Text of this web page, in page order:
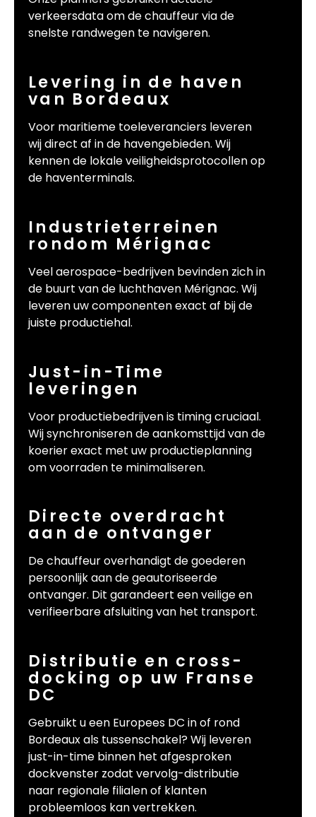
verkeersdata om de chauffeur via de
snelste randwegen te navigeren.
Levering in de haven
van Bordeaux
Voor maritieme toeleveranciers leveren
wij direct af in de havengebieden. Wij
kennen de lokale veiligheidsprotocollen op
de haventerminals.
Industrieterreinen
rondom Mérignac
Veel aerospace-bedrijven bevinden zich in
de buurt van de luchthaven Mérignac. Wij
leveren uw componenten exact af bij de
juiste productiehal.
Just-in-Time
leveringen
Voor productiebedrijven is timing cruciaal.
Wij synchroniseren de aankomsttijd van de
koerier exact met uw productieplanning
om voorraden te minimaliseren.
Directe overdracht
aan de ontvanger
De chauffeur overhandigt de goederen
persoonlijk aan de geautoriseerde
ontvanger. Dit garandeert een veilige en
verifieerbare afsluiting van het transport.
Distributie en cross-
docking op uw Franse
DC
Gebruikt u een Europees DC in of rond
Bordeaux als tussenschakel? Wij leveren
just-in-time binnen het afgesproken
dockvenster zodat vervolg-distributie
naar regionale filialen of klanten
probleemloos kan vertrekken.